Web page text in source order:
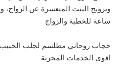
ساعة للخطبة والزواج
حجاب روحاني مطلسم لجلب الحبيب
اقوى الخدمات المجربة